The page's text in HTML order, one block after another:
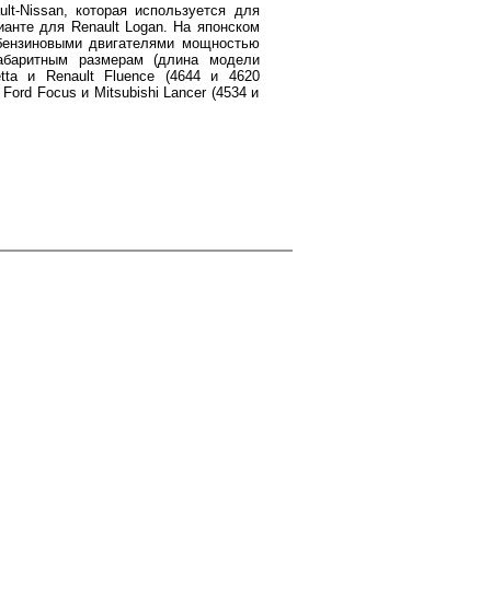
Nissan, которая используется для
для Renault Logan. На японском
двигателями мощностью
размерам (длина модели
и Renault Fluence (4644 и 4620
Focus и Mitsubishi Lancer (4534 и